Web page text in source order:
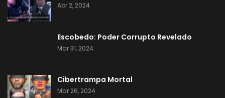
Abr 2, 2024
Escobedo: Poder Corrupto Revelado
Mar 31, 2024
Cibertrampa Mortal
Mar 26, 2024